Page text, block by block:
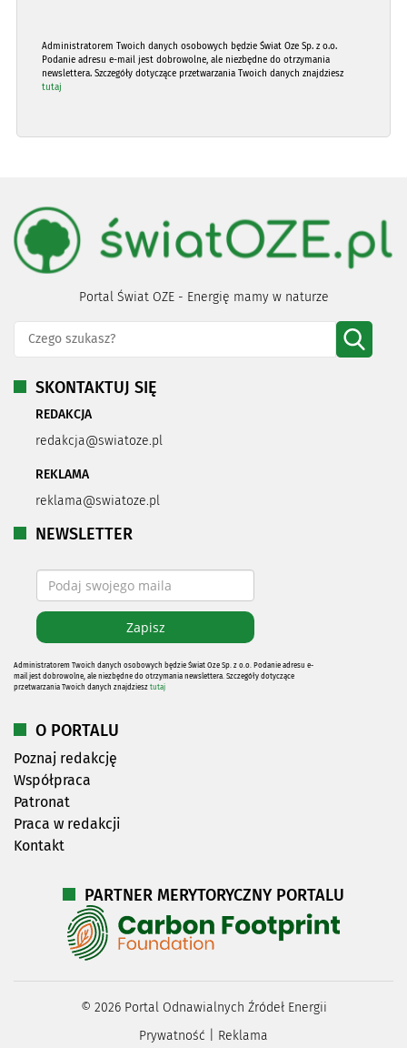
Administratorem Twoich danych osobowych będzie Świat Oze Sp. z o.o.
Podanie adresu e-mail jest dobrowolne, ale niezbędne do otrzymania
newslettera. Szczegóły dotyczące przetwarzania Twoich danych znajdziesz
tutaj
Portal Świat OZE - Energię mamy w naturze
SKONTAKTUJ SIĘ
REDAKCJA
redakcja@swiatoze.pl
REKLAMA
reklama@swiatoze.pl
NEWSLETTER
Administratorem Twoich danych osobowych będzie Świat Oze Sp. z o.o. Podanie adresu e-
mail jest dobrowolne, ale niezbędne do otrzymania newslettera. Szczegóły dotyczące
przetwarzania Twoich danych znajdziesz tutaj
O PORTALU
Poznaj redakcję
Współpraca
Patronat
Praca w redakcji
Kontakt
PARTNER MERYTORYCZNY PORTALU
© 2026Portal Odnawialnych Źródeł Energii
Prywatność
Reklama